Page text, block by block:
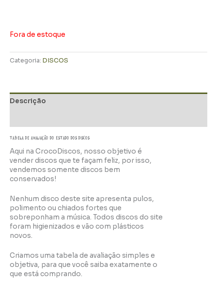
Fora de estoque
Categoria: DISCOS
Descrição
TABELA DE AVALIAÇÃo do estado dos discos
Aqui na CrocoDiscos, nosso objetivo é
vender discos que te façam feliz, por isso,
vendemos somente discos bem
conservados!
Nenhum disco deste site apresenta pulos,
polimento ou chiados fortes que
sobreponham a música. Todos discos do site
foram higienizados e vão com plásticos
novos.
Criamos uma tabela de avaliação simples e
objetiva, para que você saiba exatamente o
que está comprando.